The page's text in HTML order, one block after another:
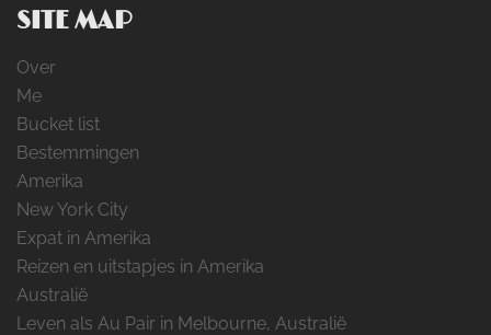
SITE MAP
Over
Me
Bucket list
Bestemmingen
Amerika
New York City
Expat in Amerika
Reizen en uitstapjes in Amerika
Australië
Leven als Au Pair in Melbourne, Australië